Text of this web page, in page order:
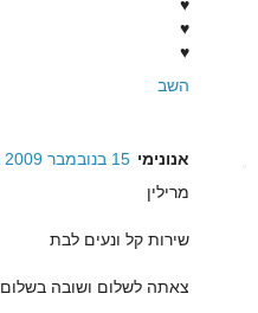
♥
♥
♥
השב
אנונימי 15 בנובמבר 2009 בשעה 10:07
מרילין
שירות קל ונעים לבת
צאתה לשלום ושובה בשלום